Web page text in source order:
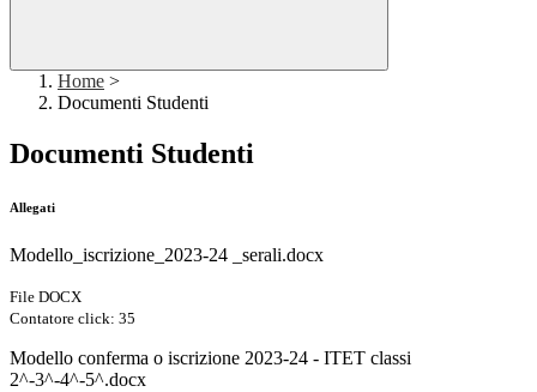
Home >
Documenti Studenti
Documenti Studenti
Allegati
Modello_iscrizione_2023-24 _serali.docx
File DOCX
Contatore click: 35
Modello conferma o iscrizione 2023-24 - ITET classi
2^-3^-4^-5^.docx